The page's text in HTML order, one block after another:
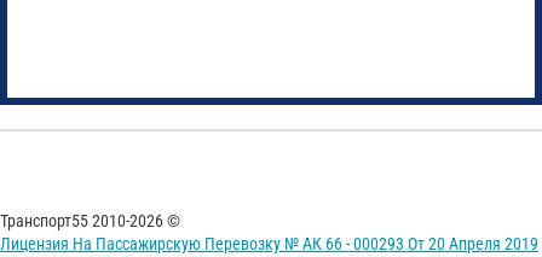
Транспорт55 2010-2026 ©
Лицензия На Пассажирскую Перевозку № АК 66 - 000293 От 20 Апреля 2019